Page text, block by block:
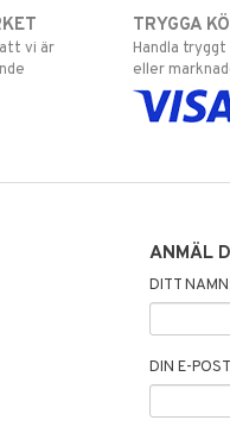
vi är
TRYGGA
Handla
eller
ANMÄL
DITT
DIN E-